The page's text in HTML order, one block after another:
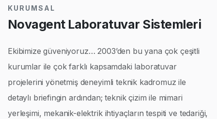
KURUMSAL
Novagent Laboratuvar Sistemleri
Ekibimize güveniyoruz… 2003’den bu yana çok çeşitli
kurumlar ile çok farklı kapsamdaki laboratuvar
projelerini yönetmiş deneyimli teknik kadromuz ile
detaylı briefingin ardından; teknik çizim ile mimari
yerleşimi, mekanik-elektrik ihtiyaçların tespiti ve tedariği,